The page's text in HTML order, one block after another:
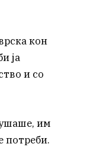
кон
ја
и со
им
потреби.